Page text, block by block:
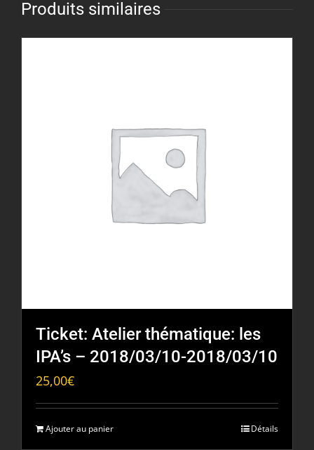
Produits similaires
Ticket: Atelier thématique: les
IPA’s – 2018/03/10-2018/03/10
25,00€
Ajouter au panier Détails